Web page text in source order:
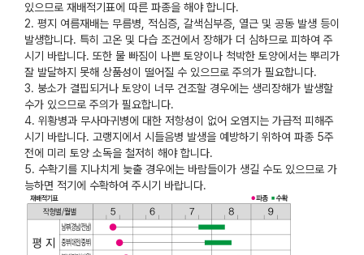
있으므로 재배적기표에 따른 파종을 해야 합니다.
평지 여름재배는 무름병, 적심증, 갈색심부증, 열근 및 공동 발생 등이
발생합니다. 특히 고온 및 다습 조건에서 장해가 더 심하므로 피하여 주
시기 바랍니다. 또한 물 빠짐이 나쁜 토양이나 척박한 토양에서는 뿌리가
잘 발달하지 못해 상품성이 떨어질 수 있으므로 주의가 필요합니다.
붕소가 결핍되거나 토양이 너무 건조할 경우에는 생리장해가 발생할
수가 있으므로 주의가 필요합니다.
위황병과 무사마귀병에 대한 저항성이 없어 오염지는 가급적 피해주
시기 바랍니다. 고랭지에서 시들음병 발생을 예방하기 위하여 파종 5주
전에 미리 토양 소독을 철저히 해야 합니다.
수확기를 지나치게 늦출 경우에는 바람들이가 생길 수도 있으므로 가
능하면 적기에 수확하여 주시기 바랍니다.